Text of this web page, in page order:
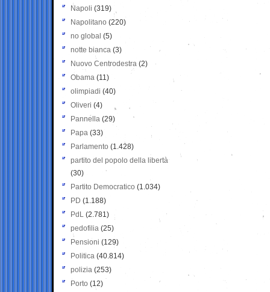
Napoli (319)
Napolitano (220)
no global (5)
notte bianca (3)
Nuovo Centrodestra (2)
Obama (11)
olimpiadi (40)
Oliveri (4)
Pannella (29)
Papa (33)
Parlamento (1.428)
partito del popolo della libertà
(30)
Partito Democratico (1.034)
PD (1.188)
PdL (2.781)
pedofilia (25)
Pensioni (129)
Politica (40.814)
polizia (253)
Porto (12)